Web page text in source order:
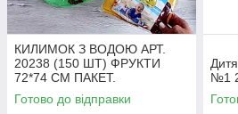
КИЛИМОК З ВОДОЮ АРТ.
20238 (150 ШТ) ФРУКТИ
72*74 СМ ПАКЕТ.
Готово до відправки
№1